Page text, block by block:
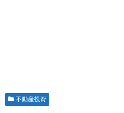
不動産投資